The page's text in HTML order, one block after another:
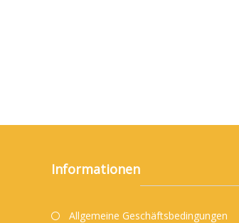
Informationen
Allgemeine Geschäftsbedingungen